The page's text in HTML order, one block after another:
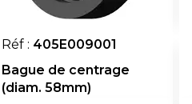
Réf : 405E009001
Bague de centrage
(diam. 58mm)